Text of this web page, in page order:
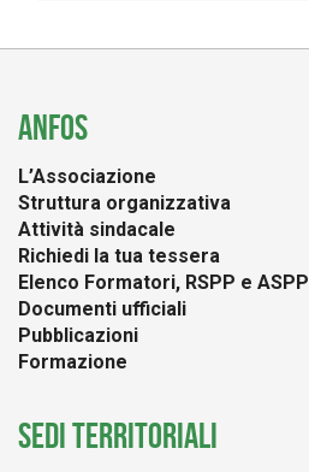
ANFOS
L’Associazione
Struttura organizzativa
Attività sindacale
Richiedi la tua tessera
Elenco Formatori, RSPP e ASPP
Documenti ufficiali
Pubblicazioni
Formazione
SEDI TERRITORIALI